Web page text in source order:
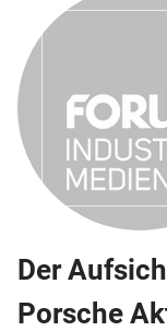
Der
Porsche